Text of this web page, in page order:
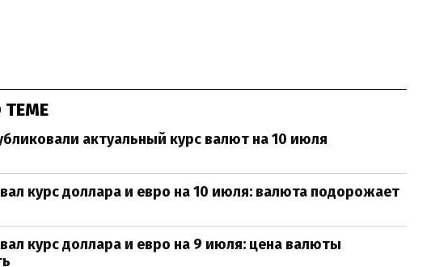
актуальный курс валют на 10 июля
курс доллара и евро на 10 июля: валюта подорожает
курс доллара и евро на 9 июля: цена валюты